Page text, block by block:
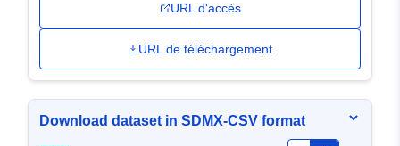
URL d'accès
URL de téléchargement
Download dataset in SDMX-CSV format